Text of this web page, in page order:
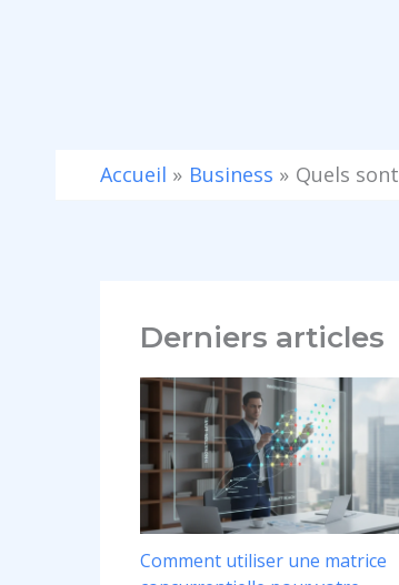
Accueil Business Quels
Derniers articles
Comment utiliser une matrice